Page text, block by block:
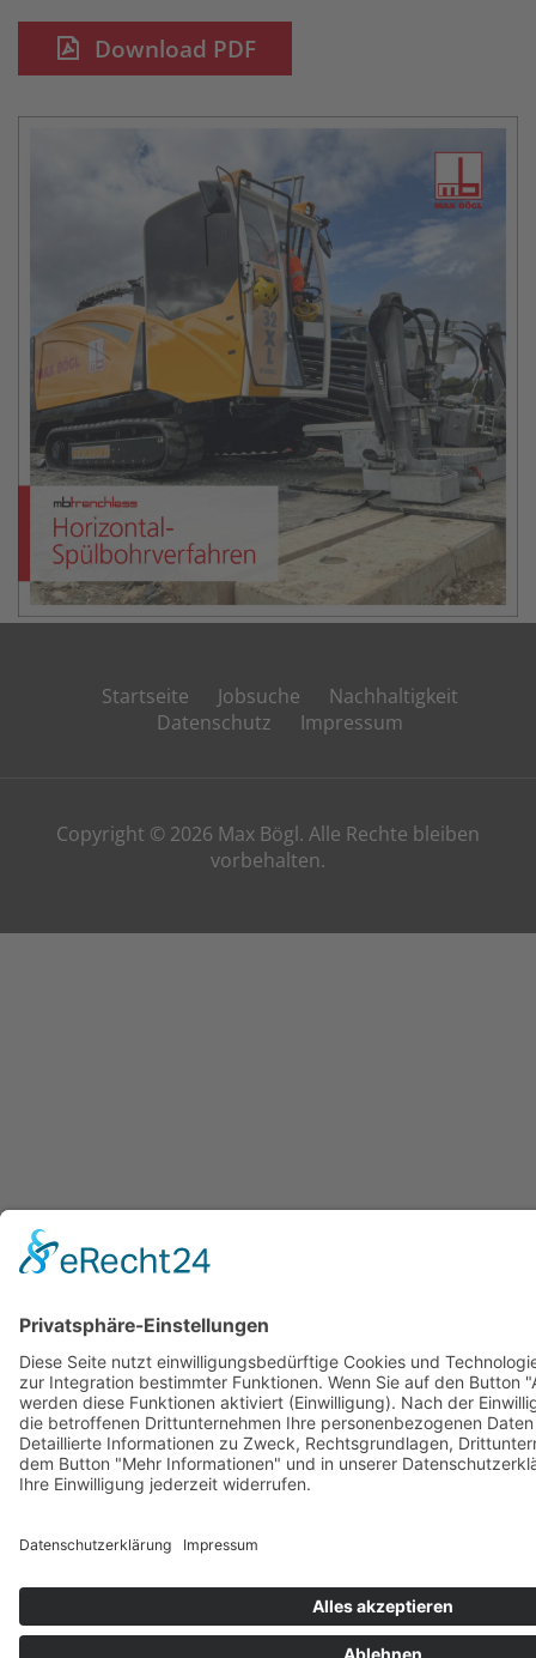
Download PDF
Startseite Jobsuche
Nachhaltigkeit
Datenschutz
Impressum
Copyright © 2026 Max Bögl. Alle Rechte bleiben
vorbehalten.